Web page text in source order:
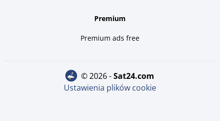
Premium
Premium ads free
© 2026 - sat24.com
Ustawienia plików cookie